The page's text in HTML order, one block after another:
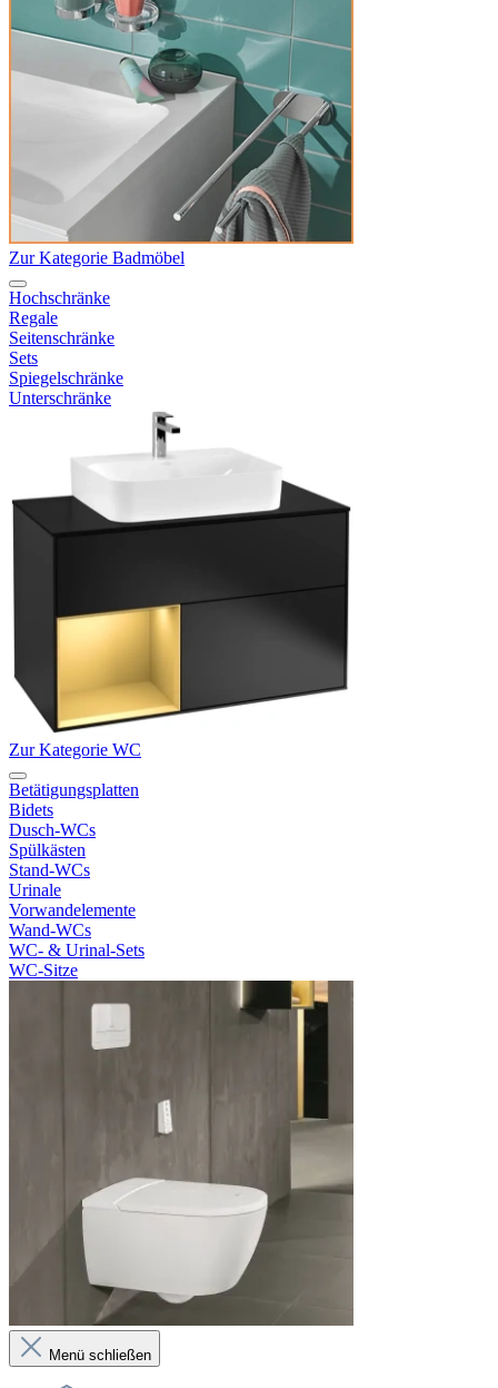
Zur Kategorie Badmöbel
Hochschränke
Regale
Seitenschränke
Sets
Spiegelschränke
Unterschränke
Zur Kategorie WC
Betätigungsplatten
Bidets
Dusch-WCs
Spülkästen
Stand-WCs
Urinale
Vorwandelemente
Wand-WCs
WC- & Urinal-Sets
WC-Sitze
Menü schließen